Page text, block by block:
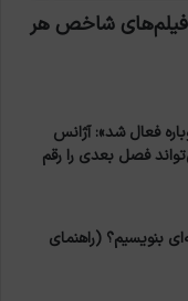
فیلم‌های شاخص هر
فعال شد»: آژانس
فصل بعدی را رقم
بنویسیم؟ (راهنمای